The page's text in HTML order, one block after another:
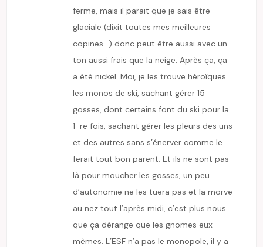
ferme, mais il parait que je sais être
glaciale (dixit toutes mes meilleures
copines…) donc peut être aussi avec un
ton aussi frais que la neige. Après ça, ça
a été nickel. Moi, je les trouve héroïques
les monos de ski, sachant gérer 15
gosses, dont certains font du ski pour la
1-re fois, sachant gérer les pleurs des uns
et des autres sans s’énerver comme le
ferait tout bon parent. Et ils ne sont pas
là pour moucher les gosses, un peu
d’autonomie ne les tuera pas et la morve
au nez tout l’après midi, c’est plus nous
que ça dérange que les gnomes eux-
mêmes. L’ESF n’a pas le monopole, il y a